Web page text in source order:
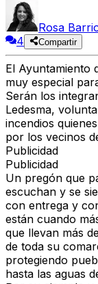
Rosa
4
Compartir
El Ayuntamiento
muy especial
Serán los
Ledesma,
incendios
por los vecinos
Publicidad
Publicidad
Un pregón que
escuchan y se
con entrega y
están cuando
que llevan más
de toda su
protegiendo
hasta las aguas